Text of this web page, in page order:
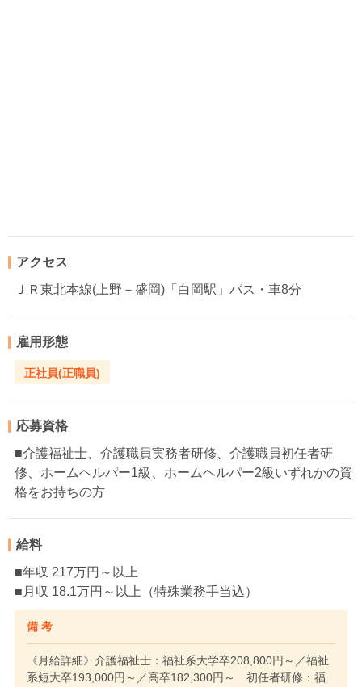
アクセス
ＪＲ東北本線(上野－盛岡)「白岡駅」バス・車8分
雇用形態
正社員(正職員)
応募資格
■介護福祉士、介護職員実務者研修、介護職員初任者研
修、ホームヘルパー1級、ホームヘルパー2級いずれかの資
格をお持ちの方
給料
■年収 217万円～以上
■月収 18.1万円～以上（特殊業務手当込）
備 考
《月給詳細》介護福祉士：福祉系大学卒208,800円～／福祉
系短大卒193,000円～／高卒182,300円～ 初任者研修：福